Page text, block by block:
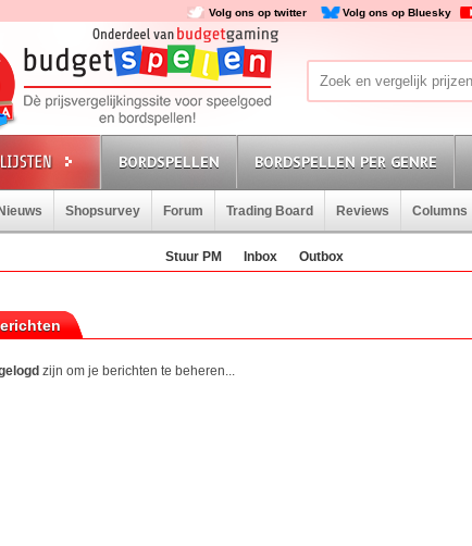
Volg ons op twitter Volg ons op Bluesky
BORDSPELLEN BORDSPELLEN PER GENRE
Nieuws Shopsurvey Forum Trading Board Reviews Columns
Stuur PM Inbox Outbox
zijn om je berichten te beheren...